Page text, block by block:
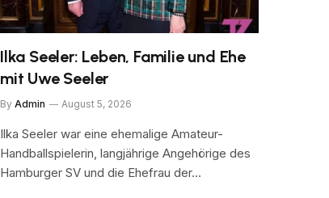
Ilka Seeler: Leben, Familie und Ehe
mit Uwe Seeler
By Admin August 5, 2026
Ilka Seeler war eine ehemalige Amateur-
Handballspielerin, langjährige Angehörige des
Hamburger SV und die Ehefrau der…